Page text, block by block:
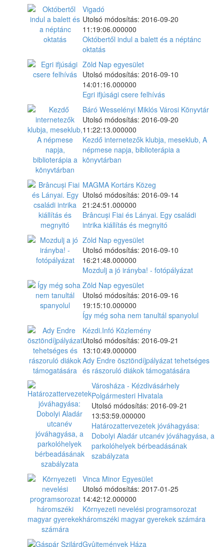
Vigadó
Utolsó módosítás: 2016-09-20
11:19:06.000000
Októbertől indul a balett és a néptánc
oktatás
Zöld Nap egyesület
Utolsó módosítás: 2016-09-10
14:01:16.000000
Egri ifjúsági csere felhívás
Báró Wesselényi Miklós Városi Könyvtár
Utolsó módosítás: 2016-09-20
11:22:13.000000
Kezdő internetezők klubja, meseklub, A
népmese napja, biblioterápia a
könyvtárban
MAGMA Kortárs Közeg
Utolsó módosítás: 2016-09-14
21:24:51.000000
Brâncuși Fiai és Lányai. Egy családi
intrika kiállítás és megnyitó
Zöld Nap egyesület
Utolsó módosítás: 2016-09-10
16:21:48.000000
Mozdulj a jó irányba! - fotópályázat
Zöld Nap egyesület
Utolsó módosítás: 2016-09-16
19:15:10.000000
Így még soha nem tanultál spanyolul
Kézdi.Infó Közlemény
Utolsó módosítás: 2016-09-21
13:10:49.000000
Ady Endre ösztöndíjpályázat tehetséges
és rászoruló diákok támogatására
Városháza - Kézdivásárhely
Polgármesteri Hivatala
Utolsó módosítás: 2016-09-21
13:53:59.000000
Határozattervezetek jóváhagyása:
Dobolyi Aladár utcanév jóváhagyása, a
parkolóhelyek bérbeadásának
szabályzata
Vinca Minor Egyesület
Utolsó módosítás: 2017-01-25
14:42:12.000000
Környezeti nevelési programsorozat
háromszéki magyar gyerekek számára
Gyûjtemények Háza